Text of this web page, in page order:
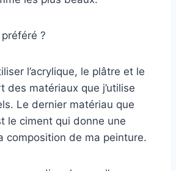
?
l’acrylique, le plâtre et le
des matériaux que j’utilise
Le dernier matériau que
le ciment qui donne une
composition de ma peinture.